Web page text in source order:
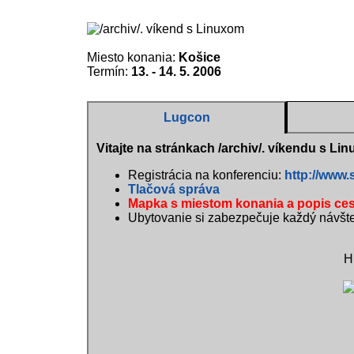
Miesto konania: Košice
Termín: 13. - 14. 5. 2006
Lugcon
Vitajte na stránkach /archiv/. víkendu s
Registrácia na konferenciu: http://
Tlačová správa
Mapka s miestom konania a popis
Ubytovanie si zabezpečuje každý